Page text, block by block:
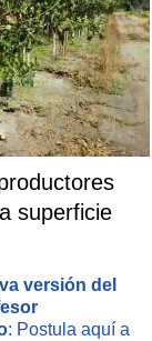
superficie
versión del
: Postula aquí a